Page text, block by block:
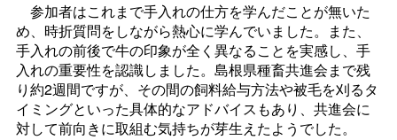
参加者はこれまで手入れの仕方を学んだことが無いた
め、時折質問をしながら熱心に学んでいました。また、
手入れの前後で牛の印象が全く異なることを実感し、手
入れの重要性を認識しました。島根県種畜共進会まで残
り約2週間ですが、その間の飼料給与方法や被毛を刈るタ
イミングといった具体的なアドバイスもあり、共進会に
対して前向きに取組む気持ちが芽生えたようでした。